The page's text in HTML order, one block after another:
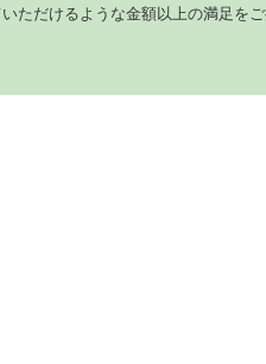
ただけるような金額以上の満足を